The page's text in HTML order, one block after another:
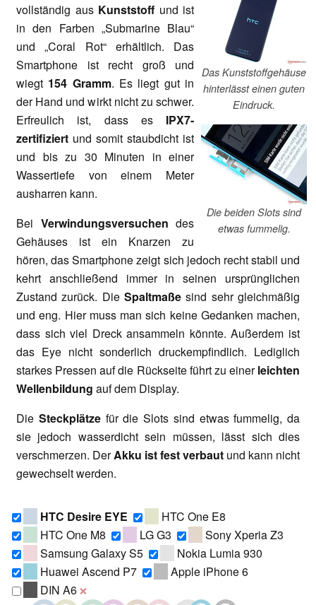
Das Kunststoffgehäuse
hinterlässt einen guten
Eindruck.
Die beiden Slots sind
etwas fummelig.
vollständig aus Kunststoff und ist
in den Farben „Submarine Blau“
und „Coral Rot“ erhältlich. Das
Smartphone ist recht groß und
wiegt 154 Gramm. Es liegt gut in
der Hand und wirkt nicht zu schwer.
Erfreulich ist, dass es IPX7-
zertifiziert und somit staubdicht ist
und bis zu 30 Minuten in einer
Wassertiefe von einem Meter
ausharren kann.
Bei Verwindungsversuchen des
Gehäuses ist ein Knarzen zu
hören, das Smartphone zeigt sich jedoch recht stabil und
kehrt anschließend immer in seinen ursprünglichen
Zustand zurück. Die Spaltmaßesind sehr gleichmäßig
und eng. Hier muss man sich keine Gedanken machen,
dass sich viel Dreck ansammeln könnte. Außerdem ist
das Eye nicht sonderlich druckempfindlich. Lediglich
starkes Pressen auf die Rückseite führt zu einerleichten
Wellenbildung auf dem Display.
Die Steckplätze für die Slots sind etwas fummelig, da
sie jedoch wasserdicht sein müssen, lässt sich dies
verschmerzen. DerAkku ist fest verbaut und kann nicht
gewechselt werden.
HTC Desire EYE
HTC One E8
HTC One M8
LG G3
Sony Xperia Z3
Samsung Galaxy S5
Nokia Lumia 930
Huawei Ascend P7
Apple iPhone 6
DIN A6 ❌